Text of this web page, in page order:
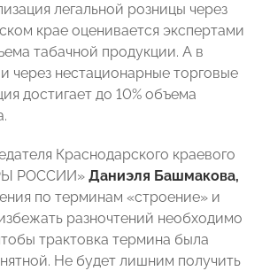
легальной розницы через
крае оценивается экспертами
табачной продукции. А в
через нестационарные торговые
достигает до 10% объема
Краснодарского краевого
РОССИИ» Даниэля Башмакова,
по терминам «строение» и
разночтений необходимо
трактовка термина была
Не будет лишним получить